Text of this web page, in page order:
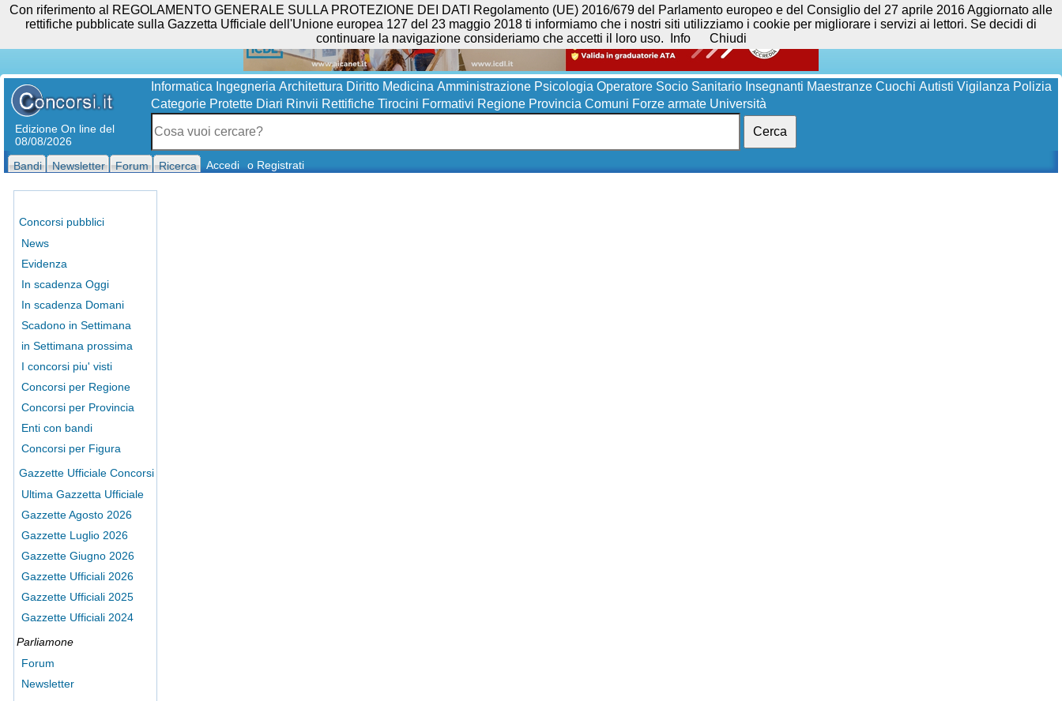
Edizione On line del
08/08/2026
Informatica Ingegneria Architettura Diritto Medicina Amministrazione Psicologia Operatore Socio Sanitario Insegnanti Maestranze Cuochi Autisti Vigilanza Polizia
Categorie Protette Diari Rinvii Rettifiche Tirocini Formativi Regione Provincia Comuni Forze armate Università
Cerca
Bandi Newsletter Forum Ricerca Accedi o Registrati
Concorsi pubblici
News
Evidenza
In scadenza Oggi
In scadenza Domani
Scadono in Settimana
in Settimana prossima
I concorsi piu' visti
Concorsi per Regione
Concorsi per Provincia
Enti con bandi
Concorsi per Figura
Gazzette Ufficiale Concorsi
Ultima Gazzetta Ufficiale
Gazzette Agosto 2026
Gazzette Luglio 2026
Gazzette Giugno 2026
Gazzette Ufficiali 2026
Gazzette Ufficiali 2025
Gazzette Ufficiali 2024
Parliamone
Forum
Newsletter
Con riferimento al REGOLAMENTO GENERALE SULLA PROTEZIONE DEI DATI Regolamento (UE) 2016/679 del Parlamento europeo e del Consiglio del 27 aprile 2016 Aggiornato alle
rettifiche pubblicate sulla Gazzetta Ufficiale dell'Unione europea 127 del 23 maggio 2018 ti informiamo che i nostri siti utilizziamo i cookie per migliorare i servizi ai lettori. Se decidi di
continuare la navigazione consideriamo che accetti il loro uso.
Info Chiudi